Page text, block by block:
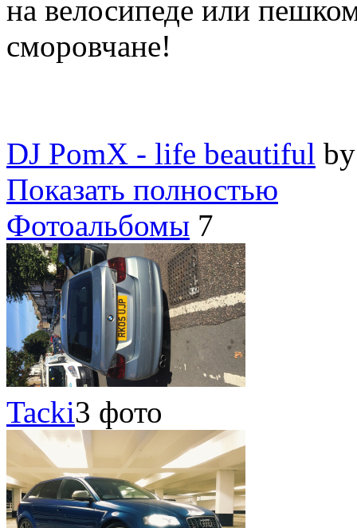
на велосипеде или
сморовчане!
DJ PomX - life beautiful
Показать полностью
Фотоальбомы 7
Tacki3 фото